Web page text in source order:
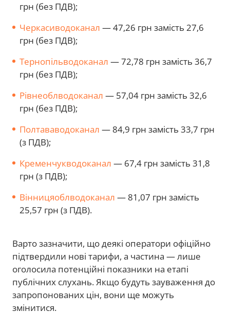
грн (без ПДВ);
Черкасиводоканал — 47,26 грн замість 27,6
грн (без ПДВ);
Тернопільводоканал — 72,78 грн замість 36,7
грн (без ПДВ);
Рівнеоблводоканал — 57,04 грн замість 32,6
грн (без ПДВ);
Полтававодоканал — 84,9 грн замість 33,7 грн
(з ПДВ);
Кременчукводоканал — 67,4 грн замість 31,8
грн (з ПДВ);
Вінницяоблводоканал — 81,07 грн замість
25,57 грн (з ПДВ).
Варто зазначити, що деякі оператори офіційно
підтвердили нові тарифи, а частина — лише
оголосила потенційні показники на етапі
публічних слухань. Якщо будуть зауваження до
запропонованих цін, вони ще можуть
змінитися.